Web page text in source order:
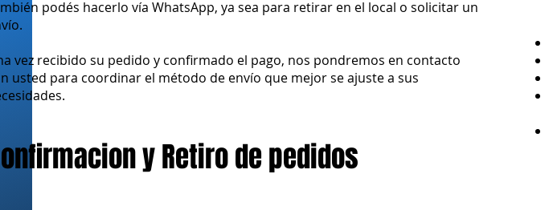
podés hacerlo vía WhatsApp, ya sea para retirar en el local o solicitar un
vez recibido su pedido y confirmado el pago, nos pondremos en contacto
usted para coordinar el método de envío que mejor se ajuste a sus
y Retiro de pedidos